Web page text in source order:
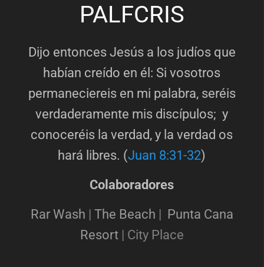
PALFCRIS
Dijo entonces Jesús a los judíos que
habían creído en él: Si vosotros
permaneciereis en mi palabra, seréis
verdaderamente mis discípulos; y
conoceréis la verdad, y la verdad os
hará libres. (Juan 8:31-32)
Colaboradores
Rar Wash | The Beach | Punta Cana
Resort| City Place